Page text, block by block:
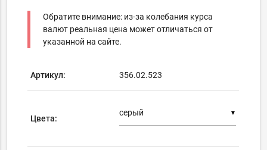
Обратите внимание: из-за колебания курса
валют реальная цена может отличаться от
указанной на сайте.
Артикул: 356.02.523
Цвета:
▼